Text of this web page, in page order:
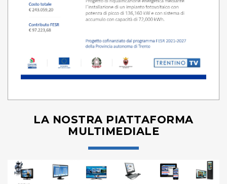
LA NOSTRA PIATTAFORMA
MULTIMEDIALE